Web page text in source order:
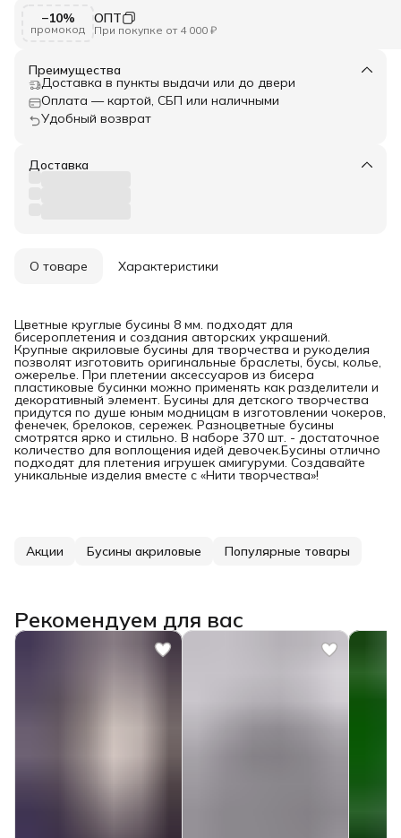
−10%
промокод
ОПТ
При покупке от 4 000 ₽
Преимущества
Доставка в пункты выдачи или до двери
Оплата — картой, СБП или наличными
Удобный возврат
Доставка
О товаре Характеристики
Цветные круглые бусины 8 мм. подходят для
бисероплетения и создания авторских украшений.
Крупные акриловые бусины для творчества и рукоделия
позволят изготовить оригинальные браслеты, бусы, колье,
ожерелье. При плетении аксессуаров из бисера
пластиковые бусинки можно применять как разделители и
декоративный элемент. Бусины для детского творчества
придутся по душе юным модницам в изготовлении чокеров,
фенечек, брелоков, сережек. Разноцветные бусины
смотрятся ярко и стильно. В наборе 370 шт. - достаточное
количество для воплощения идей девочек.Бусины отлично
подходят для плетения игрушек амигуруми. Создавайте
уникальные изделия вместе с «Нити творчества»!
Акции Бусины акриловые Популярные товары
Рекомендуем для вас